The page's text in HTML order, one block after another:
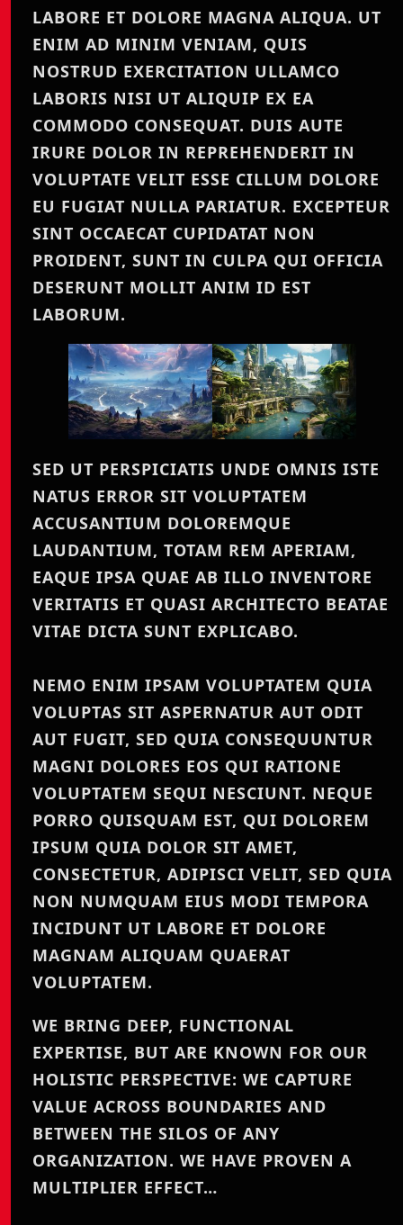
LABORE ET DOLORE MAGNA ALIQUA. UT
ENIM AD MINIM VENIAM, QUIS
NOSTRUD EXERCITATION ULLAMCO
LABORIS NISI UT ALIQUIP EX EA
COMMODO CONSEQUAT. DUIS AUTE
IRURE DOLOR IN REPREHENDERIT IN
VOLUPTATE VELIT ESSE CILLUM DOLORE
EU FUGIAT NULLA PARIATUR. EXCEPTEUR
SINT OCCAECAT CUPIDATAT NON
PROIDENT, SUNT IN CULPA QUI OFFICIA
DESERUNT MOLLIT ANIM ID EST
LABORUM.
SED UT PERSPICIATIS UNDE OMNIS ISTE
NATUS ERROR SIT VOLUPTATEM
ACCUSANTIUM DOLOREMQUE
LAUDANTIUM, TOTAM REM APERIAM,
EAQUE IPSA QUAE AB ILLO INVENTORE
VERITATIS ET QUASI ARCHITECTO BEATAE
VITAE DICTA SUNT EXPLICABO.
NEMO ENIM IPSAM VOLUPTATEM QUIA
VOLUPTAS SIT ASPERNATUR AUT ODIT
AUT FUGIT, SED QUIA CONSEQUUNTUR
MAGNI DOLORES EOS QUI RATIONE
VOLUPTATEM SEQUI NESCIUNT. NEQUE
PORRO QUISQUAM EST, QUI DOLOREM
IPSUM QUIA DOLOR SIT AMET,
CONSECTETUR, ADIPISCI VELIT, SED QUIA
NON NUMQUAM EIUS MODI TEMPORA
INCIDUNT UT LABORE ET DOLORE
MAGNAM ALIQUAM QUAERAT
VOLUPTATEM.
WE BRING DEEP, FUNCTIONAL
EXPERTISE, BUT ARE KNOWN FOR OUR
HOLISTIC PERSPECTIVE: WE CAPTURE
VALUE ACROSS BOUNDARIES AND
BETWEEN THE SILOS OF ANY
ORGANIZATION. WE HAVE PROVEN A
MULTIPLIER EFFECT…